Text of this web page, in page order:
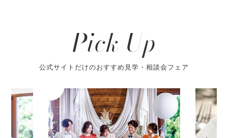
Pick Up
公式サイトだけのおすすめ見学・相談会フェア